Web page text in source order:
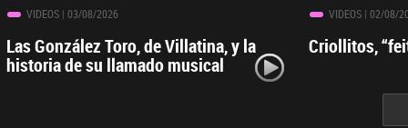
VIDEOS | 03/08/2026
Las González Toro, de Villatina, y la
historia de su llamado musical
VIDEOS | 02/08/
Criollitos,